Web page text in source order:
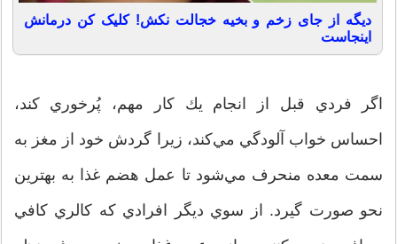
دیگه از جای زخم و بخیه خجالت نکش! کلیک کن درمانش
اینجاست
اگر فردي قبل از انجام يك كار مهم، پُرخوري كند،
احساس خواب آلودگي مي‌كند، زيرا گردش خود از مغز به
سمت معده منحرف مي‌شود تا عمل هضم غذا به بهترين
نحو صورت گيرد. از سوي ديگر افرادي كه كالري كافي